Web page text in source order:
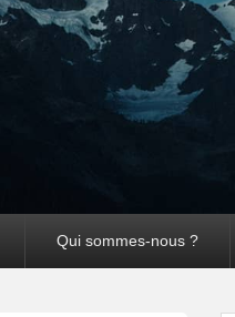
Qui sommes-nous ?